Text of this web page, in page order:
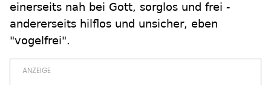
einerseits nah bei Gott, sorglos und frei -
andererseits hilflos und unsicher, eben
"vogelfrei".